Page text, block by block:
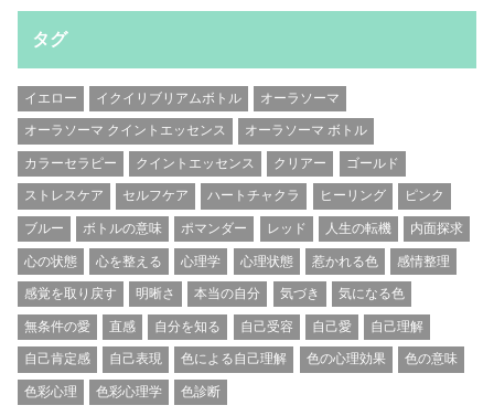
タグ
イエロー イクイリブリアムボトル オーラソーマ
オーラソーマ クイントエッセンス オーラソーマ ボトル
カラーセラピー クイントエッセンス クリアー ゴールド
ストレスケア セルフケア ハートチャクラ ヒーリング ピンク
ブルー ボトルの意味 ポマンダー レッド 人生の転機 内面探求
心の状態 心を整える 心理学 心理状態 惹かれる色 感情整理
感覚を取り戻す 明晰さ 本当の自分 気づき 気になる色
無条件の愛 直感 自分を知る 自己受容 自己愛 自己理解
自己肯定感 自己表現 色による自己理解 色の心理効果 色の意味
色彩心理 色彩心理学 色診断